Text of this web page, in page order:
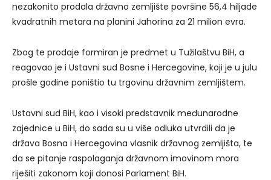
nezakonito prodala državno zemljište površine 56,4 hiljade
kvadratnih metara na planini Jahorina za 21 milion evra.
Zbog te prodaje formiran je predmet u Tužilaštvu BiH, a
reagovao je i Ustavni sud Bosne i Hercegovine, koji je u julu
prošle godine poništio tu trgovinu državnim zemljištem.
Ustavni sud BiH, kao i visoki predstavnik međunarodne
zajednice u BiH, do sada su u više odluka utvrdili da je
država Bosna i Hercegovina vlasnik državnog zemljišta, te
da se pitanje raspolaganja državnom imovinom mora
riješiti zakonom koji donosi Parlament BiH.